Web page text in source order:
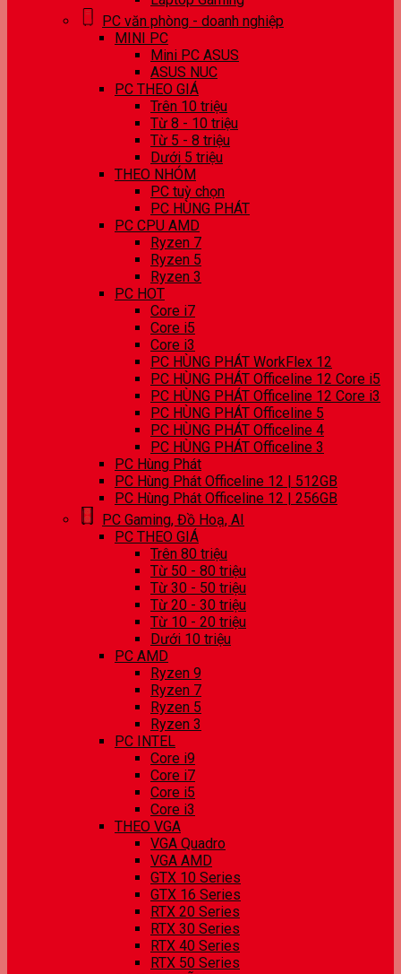
PC văn phòng - doanh nghiệp
MINI PC
Mini PC ASUS
ASUS NUC
PC THEO GIÁ
Trên 10 triệu
Từ 8 - 10 triệu
Từ 5 - 8 triệu
Dưới 5 triệu
THEO NHÓM
PC tuỳ chọn
PC HÙNG PHÁT
PC CPU AMD
Ryzen 7
Ryzen 5
Ryzen 3
PC HOT
Core i7
Core i5
Core i3
PC HÙNG PHÁT WorkFlex 12
PC HÙNG PHÁT Officeline 12 Core i5
PC HÙNG PHÁT Officeline 12 Core i3
PC HÙNG PHÁT Officeline 5
PC HÙNG PHÁT Officeline 4
PC HÙNG PHÁT Officeline 3
PC Hùng Phát
PC Hùng Phát Officeline 12 | 512GB
PC Hùng Phát Officeline 12 | 256GB
PC Gaming, Đồ Hoạ, AI
PC THEO GIÁ
Trên 80 triệu
Từ 50 - 80 triệu
Từ 30 - 50 triệu
Từ 20 - 30 triệu
Từ 10 - 20 triệu
Dưới 10 triệu
PC AMD
Ryzen 9
Ryzen 7
Ryzen 5
Ryzen 3
PC INTEL
Core i9
Core i7
Core i5
Core i3
THEO VGA
VGA Quadro
VGA AMD
GTX 10 Series
GTX 16 Series
RTX 20 Series
RTX 30 Series
RTX 40 Series
RTX 50 Series